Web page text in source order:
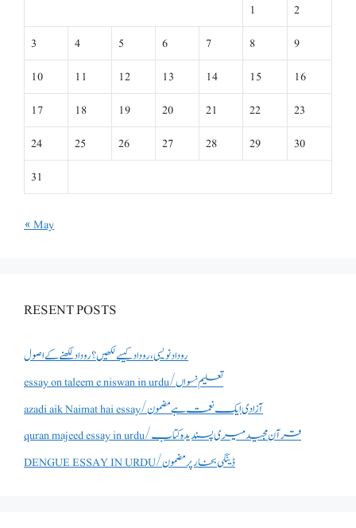
1
2
3
4 5 6 7 8
9
10
11 12 13 14 15
16
17
18 19 20 21 22
23
24
25 26 27 28 29
30
31
« May
RESENT POSTS
روداد نویسی ،روداد کیسے لکھیں؟ روداد لکھنے کے اصول
essay on taleem e niswan in urdu/تعلیم نسواں
azadi aik Naimat hai essay/آزادی ایک نعمت ہے مضمون
quran majeed essay in urdu/قرآن مجید میری پسندیدہ کتاب
DENGUE ESSAY IN URDU/ڈینگی بخار پر مضمون